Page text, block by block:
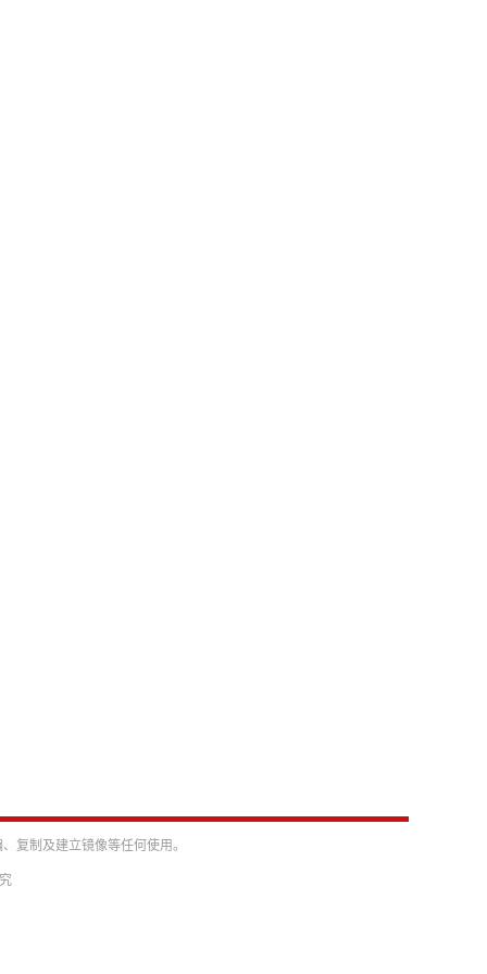
复制及建立镜像等任何使用。